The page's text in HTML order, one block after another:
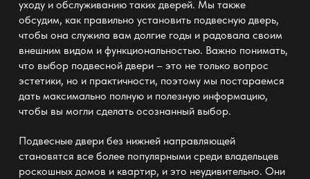
уходу и обслуживанию таких дверей. Мы также
обсудим, как правильно установить подвесную дверь,
чтобы она служила вам долгие годы и радовала своим
внешним видом и функциональностью. Важно понимать,
что выбор подвесной двери – это не только вопрос
эстетики, но и практичности, поэтому мы постараемся
дать максимально полную и полезную информацию,
чтобы вы могли сделать осознанный выбор.
Подвесные двери без нижней направляющей
становятся все более популярными среди владельцев
роскошных домов и квартир, и это неудивительно. Они